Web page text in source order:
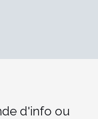
d'info ou